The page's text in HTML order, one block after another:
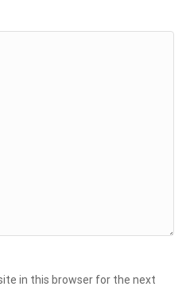
in this browser for the next